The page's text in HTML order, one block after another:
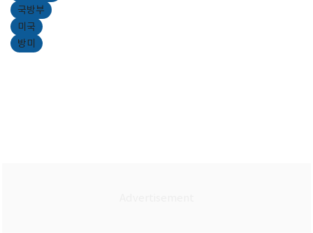
국방부
미국
방미